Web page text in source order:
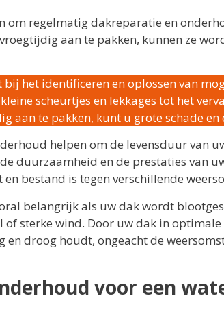
om regelmatig dakreparatie en
aan te pakken, kunnen ze
het identificeren en oplossen van
scheurtjes en lekkages tot het
aan te pakken, kunt u grote schade
helpen om de levensduur van
duurzaamheid en de prestaties van
bestand is tegen verschillende
belangrijk als uw dak wordt
of sterke wind. Door uw dak in
droog houdt, ongeacht de
voor een